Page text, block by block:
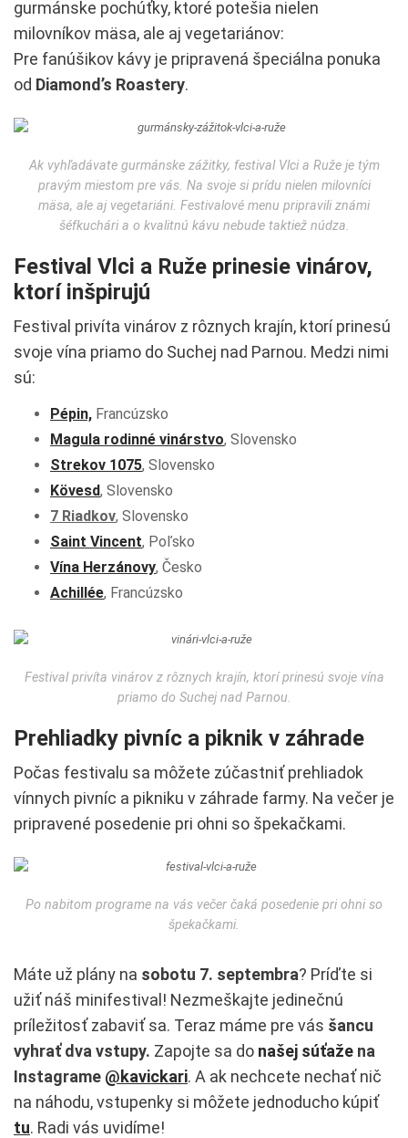
gurmánske pochúťky, ktoré potešia nielen
milovníkov mäsa, ale aj vegetariánov:
Pre fanúšikov kávy je pripravená špeciálna ponuka
od Diamond’s Roastery.
Ak vyhľadávate gurmánske zážitky, festival Vlci a Ruže je tým
pravým miestom pre vás. Na svoje si prídu nielen milovníci
mäsa, ale aj vegetariáni. Festivalové menu pripravili známi
šéfkuchári a o kvalitnú kávu nebude taktiež núdza.
Festival Vlci a Ruže prinesie vinárov,
ktorí inšpirujú
Festival privíta vinárov z rôznych krajín, ktorí prinesú
svoje vína priamo do Suchej nad Parnou. Medzi nimi
sú:
Pépin, Francúzsko
Magula rodinné vinárstvo, Slovensko
Strekov 1075, Slovensko
Kövesd, Slovensko
7 Riadkov, Slovensko
Saint Vincent, Poľsko
Vína Herzánovy, Česko
Achillée, Francúzsko
Festival privíta vinárov z rôznych krajín, ktorí prinesú svoje vína
priamo do Suchej nad Parnou.
Prehliadky pivníc a piknik v záhrade
Počas festivalu sa môžete zúčastniť prehliadok
vínnych pivníc a pikniku v záhrade farmy. Na večer je
pripravené posedenie pri ohni so špekačkami.
Po nabitom programe na vás večer čaká posedenie pri ohni so
špekačkami.
Máte už plány na sobotu 7. septembra? Príďte si
užiť náš minifestival! Nezmeškajte jedinečnú
príležitosť zabaviť sa. Teraz máme pre vás šancu
vyhrať dva vstupy. Zapojte sa do našej súťaže na
Instagrame @kavickari. A ak nechcete nechať nič
na náhodu, vstupenky si môžete jednoducho kúpiť
tu. Radi vás uvidíme!